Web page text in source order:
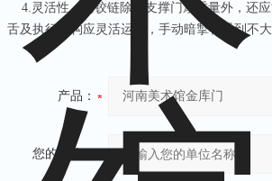
4. 灵活性：门铰链除能支撑门扇重量外，还
舌及执行机构应灵活运用，手动暗掣在受到不
产品：
您的单位：